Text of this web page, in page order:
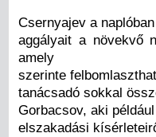
Csernyajev a
aggályait a növekvő
amely
szerinte
tanácsadó sokkal
Gorbacsov, aki
elszakadási